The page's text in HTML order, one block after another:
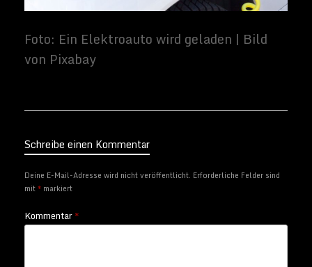
Schreibe einen Kommentar
Deine E-Mail-Adresse wird nicht veröffentlicht. Erforderliche Felder sind
mit* markiert
Kommentar*